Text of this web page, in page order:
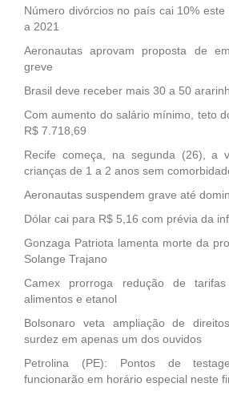
Número divórcios no país cai 10%
a 2021
Aeronautas aprovam proposta de
greve
Brasil deve receber mais 30 a 50
Com aumento do salário mínimo, teto
R$ 7.718,69
Recife começa, na segunda (26), a
crianças de 1 a 2 anos sem
Aeronautas suspendem grave até
Dólar cai para R$ 5,16 com prévia da
Gonzaga Patriota lamenta morte da
Solange Trajano
Camex prorroga redução de tarifas
alimentos e etanol
Bolsonaro veta ampliação de
surdez em apenas um dos ouvidos
Petrolina (PE): Pontos de
funcionarão em horário especial neste